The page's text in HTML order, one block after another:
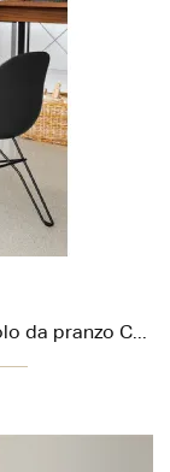
Vuoi avere ulteriori informazioni sul tavolo da pranzo Cocktail di Connubia? Clicca e scopri di più sui modelli fissi del brand.